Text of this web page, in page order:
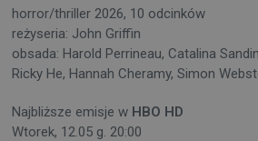
horror/thriller 2026, 10 odcinków
reżyseria: John Griffin
obsada: Harold Perrineau, Catalina
Ricky He, Hannah Cheramy, Simon
Najbliższe emisje w HBO HD
Wtorek, 12.05 g. 20:00